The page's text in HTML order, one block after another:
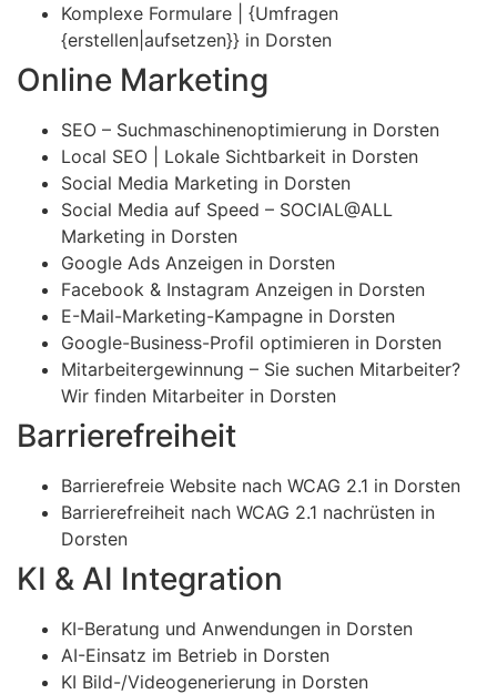
Komplexe Formulare | {Umfragen
{erstellen|aufsetzen}} in Dorsten
Online Marketing
SEO – Suchmaschinenoptimierung in Dorsten
Local SEO | Lokale Sichtbarkeit in Dorsten
Social Media Marketing in Dorsten
Social Media auf Speed – SOCIAL@ALL
Marketing in Dorsten
Google Ads Anzeigen in Dorsten
Facebook & Instagram Anzeigen in Dorsten
E-Mail-Marketing-Kampagne in Dorsten
Google-Business-Profil optimieren in Dorsten
Mitarbeitergewinnung – Sie suchen Mitarbeiter?
Wir finden Mitarbeiter in Dorsten
Barrierefreiheit
Barrierefreie Website nach WCAG 2.1 in Dorsten
Barrierefreiheit nach WCAG 2.1 nachrüsten in
Dorsten
KI & AI Integration
KI-Beratung und Anwendungen in Dorsten
AI-Einsatz im Betrieb in Dorsten
KI Bild-/Videogenerierung in Dorsten